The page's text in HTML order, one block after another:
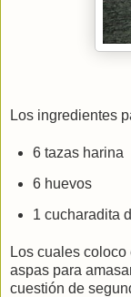
Los ingredientes
6 tazas harina
6 huevos
1 cucharadita
Los cuales
aspas para
cuestión de